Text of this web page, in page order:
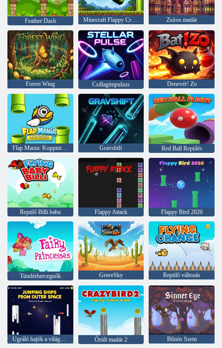
Feather Dash Minecraft Flappy Creeper Zsíros madár
Forest Wing Csillagimpulzus Denevér! Zo
Flap Mania: Koppintson a túléléshez Gravshift Red Ball Repülés
Repülő Billi baba Flappy Attack Flappy Bird 2026
Tündérhercegnők GraveSky Repülő változás
Ugráló hajók a világűrből Őrült madár 2 Bűnös Szem